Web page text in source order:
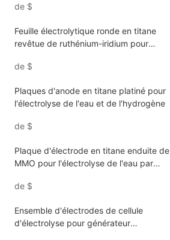
de $
Feuille électrolytique ronde en titane
revêtue de ruthénium-iridium pour
de $
Plaques d'anode en titane platiné pour
l'électrolyse de l'eau et de l'hydrogène
de $
Plaque d'électrode en titane enduite de
MMO pour l'électrolyse de l'eau par
de $
Ensemble d'électrodes de cellule
d'électrolyse pour générateur